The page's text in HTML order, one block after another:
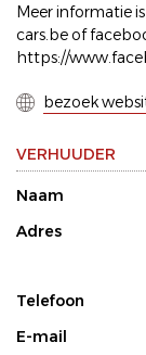
Meer informatie
cars.be of
https://
bezoek
VERHUUDER
Naam
Adres
Telefoon
E-mail